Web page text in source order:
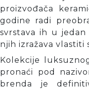
proizvođača
godine radi
svrstava ih u
njih izražava vlastiti
Kolekcije
pronaći pod
brenda je